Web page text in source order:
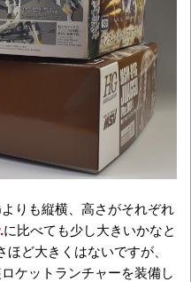
りも縦横、高さがそれぞれ
に比べても少し大きいかなと
ど大きくはないですが、
ケットランチャーを装備し